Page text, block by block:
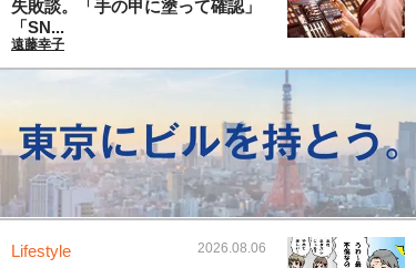
失敗談。「手の甲に塗って確認」
「SN...
遠藤幸子
Lifestyle 2026.08.06